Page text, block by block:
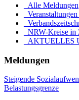
Alle Meldungen
NRW-Kreise in
AKTUELLES
Meldungen
Steigende
Belastungsgrenze